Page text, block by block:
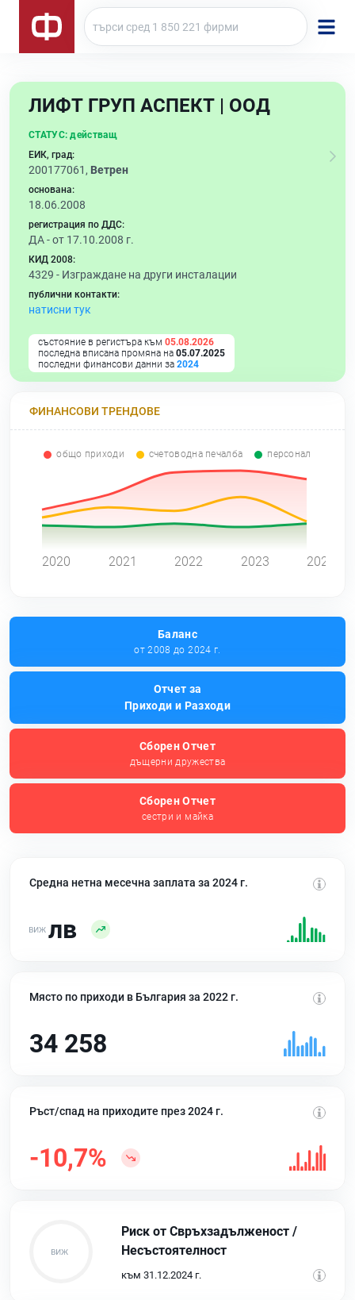
ЛИФТ ГРУП АСПЕКТ | ООД
СТАТУС: действащ
ЕИК, град:
200177061, Ветрен
основана:
18.06.2008
регистрация по ДДС:
ДА - от 17.10.2008 г.
КИД 2008:
4329 - Изграждане на други инсталации
публични контакти:
натисни тук
състояние в регистъра към 05.08.2026
последна вписана промяна на 05.07.2025
последни финансови данни за 2024
ФИНАНСОВИ ТРЕНДОВЕ
общо приходи счетоводна печалба персонал
2020 2021 2022 2023 2024
Баланс
от 2008 до 2024 г.
Отчет за
Приходи и Разходи
Сборен Отчет
дъщерни дружества
Сборен Отчет
сестри и майка
Средна нетна месечна заплата за 2024 г.
лв
Място по приходи в България за 2022 г.
34 258
Ръст/спад на приходите през 2024 г.
-10,7%
Риск от Свръхзадълженост /
Несъстоятелност
към 31.12.2024 г.